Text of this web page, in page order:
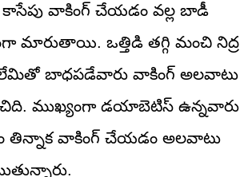
వాకింగ్ చేయడం వల్ల బాడీ
మారుతాయి. ఒత్తిడి తగ్గి మంచి నిద్ర
బాధపడేవారు వాకింగ్ అలవాటు
ముఖ్యంగా డయాబెటిస్ ఉన్నవారు
తిన్నాక వాకింగ్ చేయడం అలవాటు